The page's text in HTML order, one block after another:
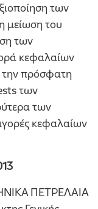
των
μείωση του
των
κεφαλαίων
την πρόσφατη
των
των
κεφαλαίων
ΠΕΤΡΕΛΑΙΑ